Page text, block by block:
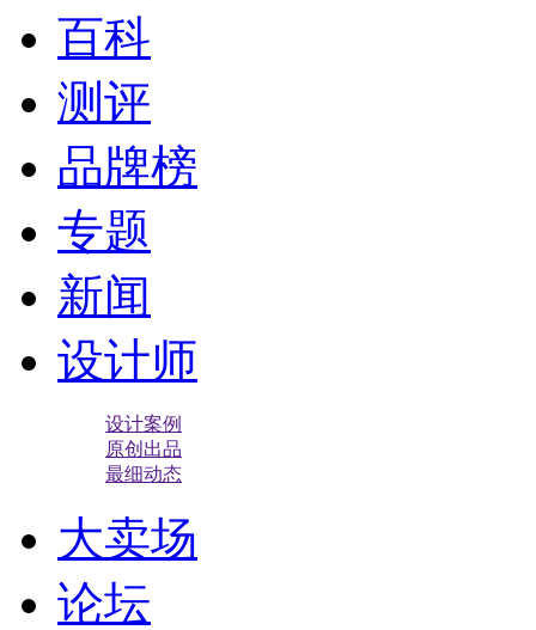
百科
测评
品牌榜
专题
新闻
设计师
设计案例
原创出品
最细动态
大卖场
论坛